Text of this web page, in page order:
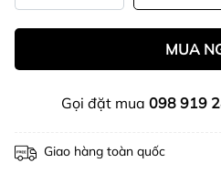
MUA
Gọi đặt mua 098 919
Giao hàng toàn quốc